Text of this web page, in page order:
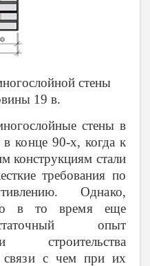
стены
19 в.
стены в
в конце 90-х, когда к
стали
требования по
Однако,
в то время еще
опыт
строительства
с чемпри их